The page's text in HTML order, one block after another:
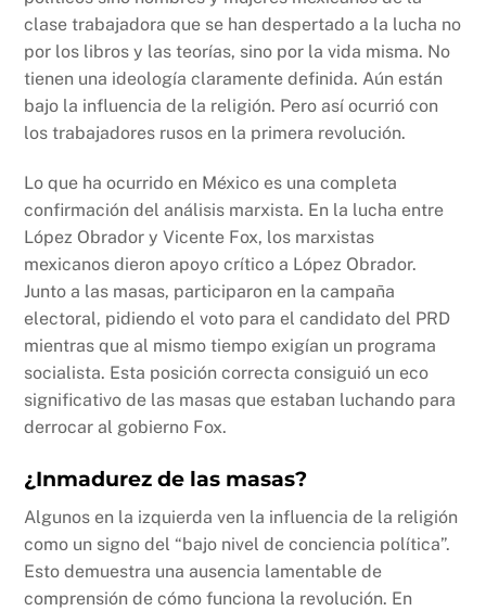
clase trabajadora que se han despertado a la lucha no
por los libros y las teorías, sino por la vida misma. No
tienen una ideología claramente definida. Aún están
bajo la influencia de la religión. Pero así ocurrió con
los trabajadores rusos en la primera revolución.
Lo que ha ocurrido en México es una completa
confirmación del análisis marxista. En la lucha entre
López Obrador y Vicente Fox, los marxistas
mexicanos dieron apoyo crítico a López Obrador.
Junto a las masas, participaron en la campaña
electoral, pidiendo el voto para el candidato del PRD
mientras que al mismo tiempo exigían un programa
socialista. Esta posición correcta consiguió un eco
significativo de las masas que estaban luchando para
derrocar al gobierno Fox.
¿Inmadurez de las masas?
Algunos en la izquierda ven la influencia de la religión
como un signo del “bajo nivel de conciencia política”.
Esto demuestra una ausencia lamentable de
comprensión de cómo funciona la revolución. En